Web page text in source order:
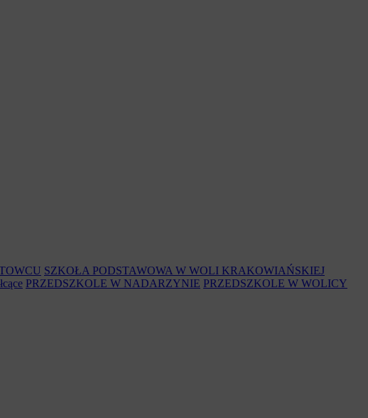
SZKOŁA PODSTAWOWA W WOLI KRAKOWIAŃSKIEJ
PRZEDSZKOLE W NADARZYNIE PRZEDSZKOLE W WOLICY